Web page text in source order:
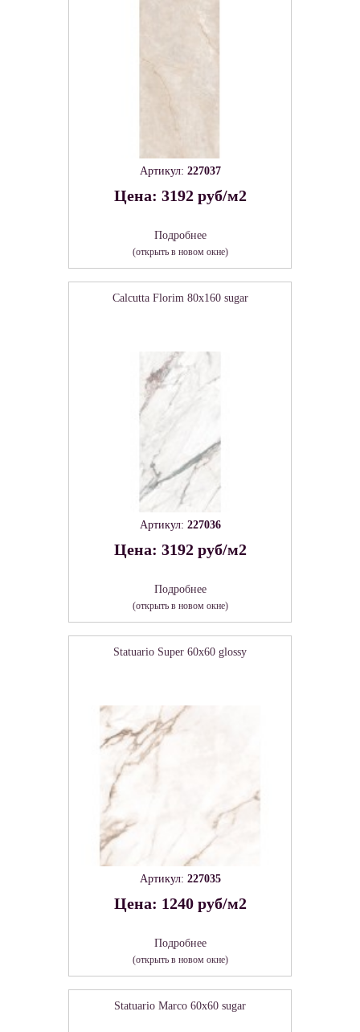
Артикул: 227037
Цена: 3192 руб/м2
Подробнее
(открыть в новом окне)
Calcutta Florim 80х160 sugar
Артикул: 227036
Цена: 3192 руб/м2
Подробнее
(открыть в новом окне)
Statuario Super 60х60 glossy
Артикул: 227035
Цена: 1240 руб/м2
Подробнее
(открыть в новом окне)
Statuario Marco 60х60 sugar